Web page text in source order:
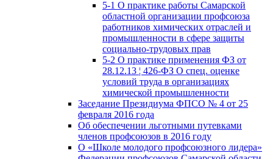
5-1 О практике работы Самарской
областной организации профсоюза
работников химических отраслей и
промышленности в сфере защиты
социально-трудовых прав
5-2 О практике применения ФЗ от
28.12.13 ¦ 426-ФЗ О спец. оценке
условий труда в организациях
химической промышленности
Заседание Президиума ФПСО № 4 от 25
февраля 2016 года
Об обеспечении льготными путевками
членов профсоюзов в 2016 году
О «Школе молодого профсоюзного лидера»